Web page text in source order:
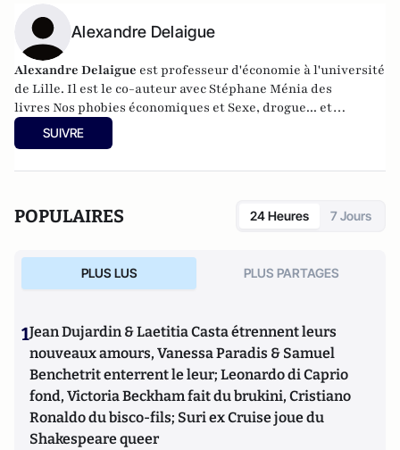
Alexandre Delaigue
Alexandre Delaigue estprofesseur d'économie à l'université
de Lille. Il est le co-auteur avec Stéphane Ménia des
livres Nos phobies économiques etSexe, drogue... et
économie : pas de sujet tabou pour les économistes
chez Pearson). Son site :
SUIVRE
POPULAIRES 24 Heures 7 Jours
PLUS LUS PLUS PARTAGES
1Jean Dujardin & Laetitia Casta étrennent leurs
nouveaux amours, Vanessa Paradis & Samuel
Benchetrit enterrent le leur; Leonardo di Caprio
fond, Victoria Beckham fait du brukini, Cristiano
Ronaldo du bisco-fils; Suri ex Cruise joue du
Shakespeare queer